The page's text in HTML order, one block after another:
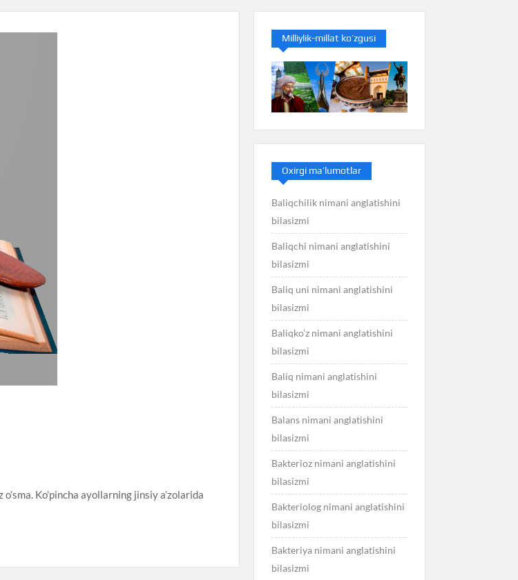
Ko’pincha ayollarning jinsiy a’zolarida
Milliylik-millat ko’zgusi
Oxirgi ma’lumotlar
Baliqchilik nimani anglatishini
bilasizmi
Baliqchi nimani anglatishini
bilasizmi
Baliq uni nimani anglatishini
bilasizmi
Baliqko’z nimani anglatishini
bilasizmi
Baliq nimani anglatishini
bilasizmi
Balans nimani anglatishini
bilasizmi
Bakterioz nimani anglatishini
bilasizmi
Bakteriolog nimani anglatishini
bilasizmi
Bakteriya nimani anglatishini
bilasizmi